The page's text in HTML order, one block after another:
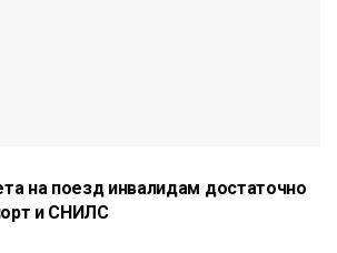
на поезд инвалидам достаточно
и СНИЛС